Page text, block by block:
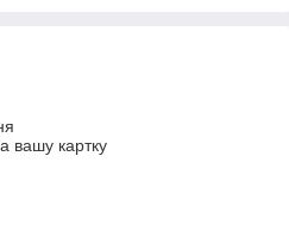
вашу картку